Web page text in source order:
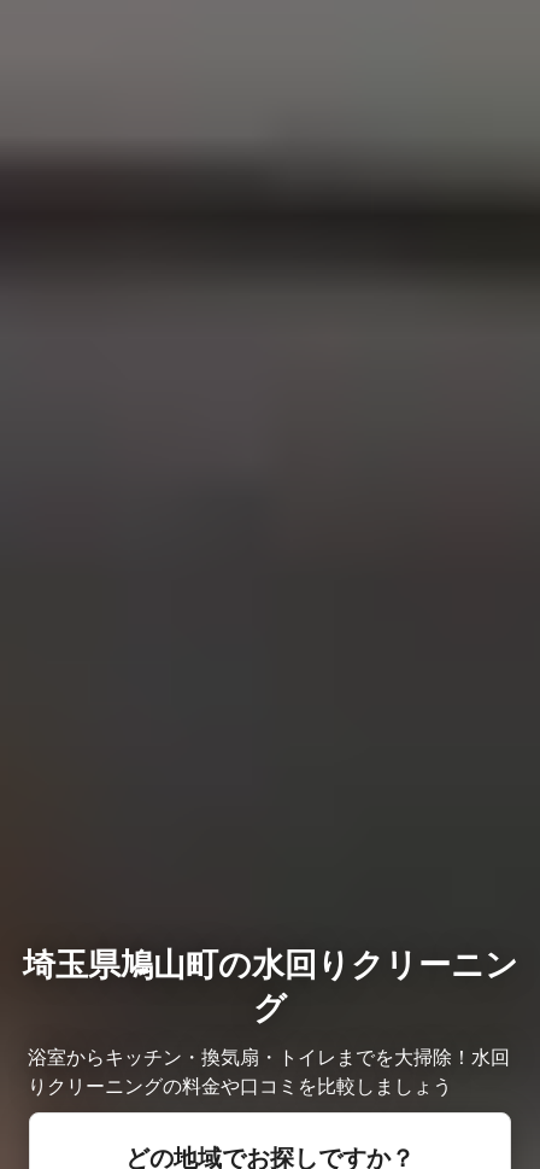
埼玉県鳩山町の水回りクリーニン
グ
浴室からキッチン・換気扇・トイレまでを大掃除！水回
りクリーニングの料金や口コミを比較しましょう
どの地域でお探しですか？